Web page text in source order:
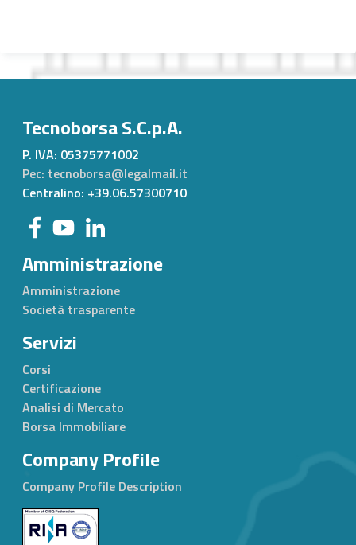
Tecnoborsa S.C.p.A.
P. IVA: 05375771002
Pec: tecnoborsa@legalmail.it
Centralino: +39.06.57300710
Amministrazione
Amministrazione
Società trasparente
Servizi
Corsi
Certificazione
Analisi di Mercato
Borsa Immobiliare
Company Profile
Company Profile Description